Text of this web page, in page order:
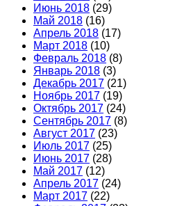
Июнь 2018 (29)
Май 2018 (16)
Апрель 2018 (17)
Март 2018 (10)
Февраль 2018 (8)
Январь 2018 (3)
Декабрь 2017 (21)
Ноябрь 2017 (19)
Октябрь 2017 (24)
Сентябрь 2017 (8)
Август 2017 (23)
Июль 2017 (25)
Июнь 2017 (28)
Май 2017 (12)
Апрель 2017 (24)
Март 2017 (22)